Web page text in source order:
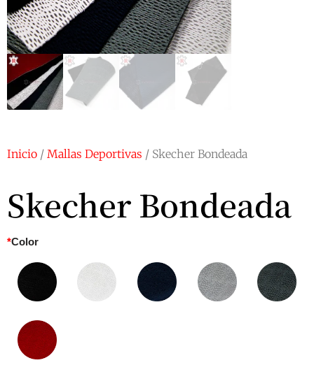
Inicio / Mallas Deportivas / Skecher Bondeada
Skecher Bondeada
*Color